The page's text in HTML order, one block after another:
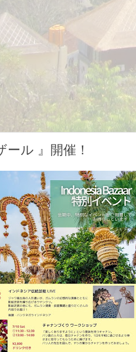
ル 』開催！